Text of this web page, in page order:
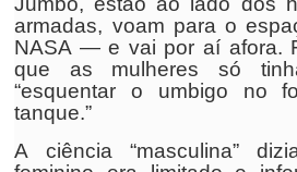
armadas, voam para o
NASA — e vai por aí afora.
que as mulheres só
“esquentar o umbigo no
tanque.”
A ciência “masculina”